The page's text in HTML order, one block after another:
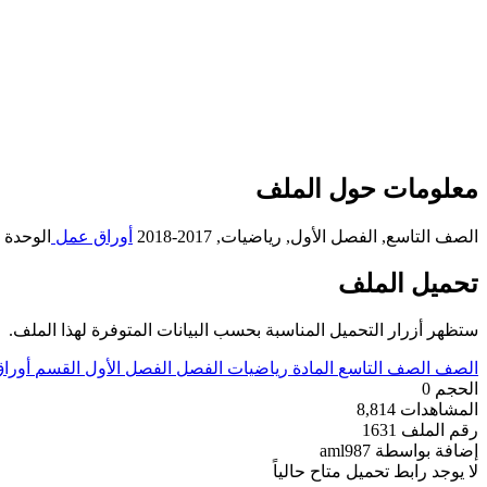
معلومات حول الملف
الصف التاسع, الفصل الأول, رياضيات, 2017-2018 أوراق عمل الوحدة
تحميل الملف
ستظهر أزرار التحميل المناسبة بحسب البيانات المتوفرة لهذا الملف.
الصف الصف التاسع المادة رياضيات الفصل الفصل الأول القسم
الحجم 0
المشاهدات 8,814
رقم الملف 1631
إضافة بواسطة aml987
لا يوجد رابط تحميل متاح حالياً